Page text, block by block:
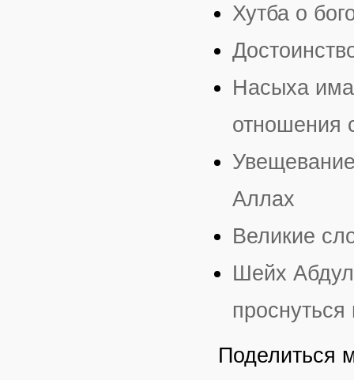
Хутба о
Насыха
отношения
Аллах
Великие
Шейх
Поделиться